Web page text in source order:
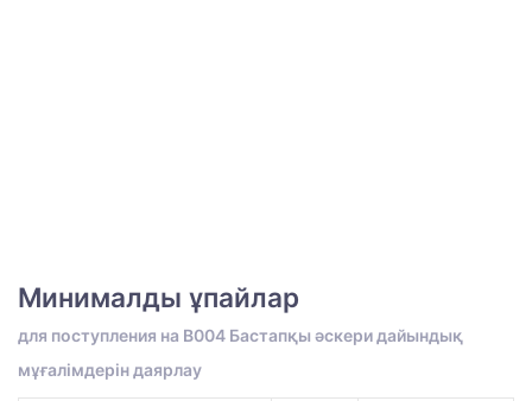
Минималды ұпайлар
для поступления на B004 Бастапқы әскери дайындық
мұғалімдерін даярлау